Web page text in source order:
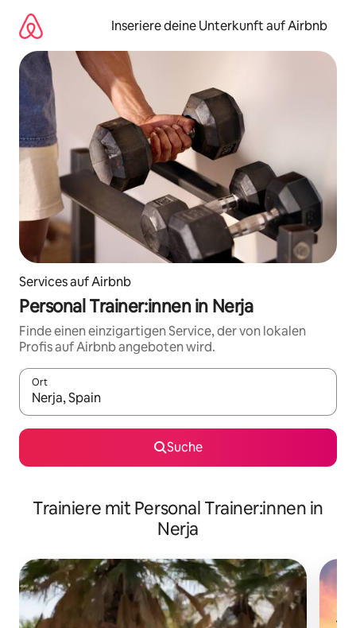
Inhalten
springen
Inseriere deine Unterkunft auf Airbnb
Services auf Airbnb
Personal Trainer:innen in Nerja
Finde einen einzigartigen Service, der von lokalen
Profis auf Airbnb angeboten wird.
Ort
Wenn Ergebnisse verfügbar sind, navigiere mit den
Suche
Trainiere mit Personal Trainer:innen in
Nerja